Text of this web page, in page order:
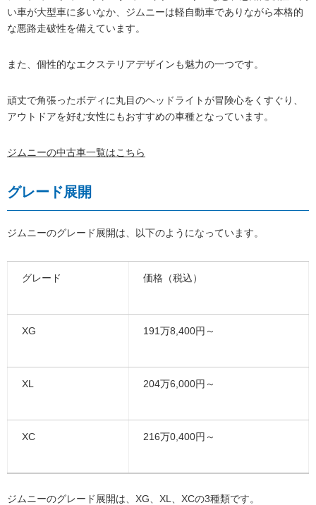
い車が大型車に多いなか、ジムニーは軽自動車でありながら本格的
な悪路走破性を備えています。
また、個性的なエクステリアデザインも魅力の一つです。
頑丈で角張ったボディに丸目のヘッドライトが冒険心をくすぐり、
アウトドアを好む女性にもおすすめの車種となっています。
ジムニーの中古車一覧はこちら
グレード展開
ジムニーのグレード展開は、以下のようになっています。
グレード 価格（税込）
XG 191万8,400円～
XL 204万6,000円～
XC 216万0,400円～
ジムニーのグレード展開は、XG、XL、XCの3種類です。